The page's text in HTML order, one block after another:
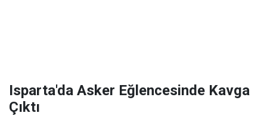
Isparta'da Asker Eğlencesinde Kavga
Çıktı